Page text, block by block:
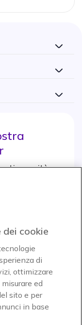
e novità
sicurezza
cookie
di
ottimizzare
ed
sito e per
in base